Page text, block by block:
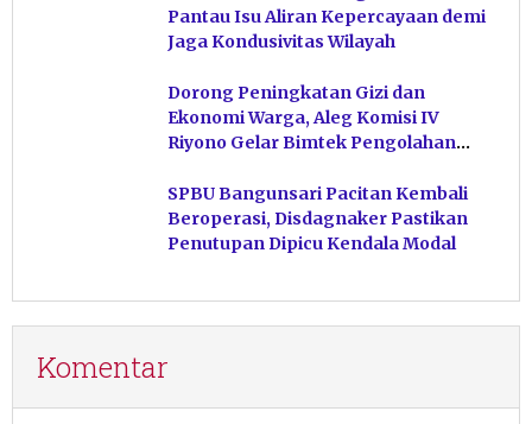
Pantau Isu Aliran Kepercayaan demi
Jaga Kondusivitas Wilayah
Dorong Peningkatan Gizi dan
Ekonomi Warga, Aleg Komisi IV
Riyono Gelar Bimtek Pengolahan
SPBU Bangunsari Pacitan Kembali
Beroperasi, Disdagnaker Pastikan
Penutupan Dipicu Kendala Modal
Komentar